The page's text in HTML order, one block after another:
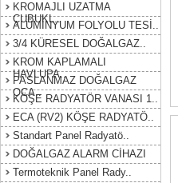
KROMAJLI UZATMA
ÇUBUKL..
ALÜMİNYUM FOLYOLU TESİ..
3/4 KÜRESEL DOĞALGAZ..
KROM KAPLAMALI
HAVLUPA..
PASLANMAZ DOĞALGAZ
OCA..
KÖŞE RADYATÖR VANASI 1..
ECA (RV2) KÖŞE RADYATÖ..
Standart Panel Radyatö..
DOĞALGAZ ALARM CİHAZI
Termoteknik Panel Rady..